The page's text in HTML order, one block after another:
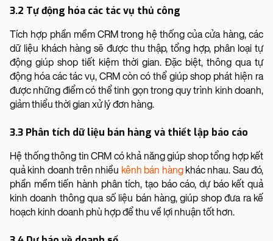
3.2 Tự động hóa các tác vụ thủ công
Tích hợp phần mềm CRM trong hệ thống của cửa hàng, các
dữ liệu khách hàng sẽ được thu thập, tổng hợp, phân loại tự
động giúp shop tiết kiệm thời gian. Đặc biệt, thông qua tự
động hóa các tác vụ, CRM còn có thể giúp shop phát hiện ra
được những điểm có thể tinh gọn trong quy trình kinh doanh,
giảm thiểu thời gian xử lý đơn hàng.
3.3 Phân tích dữ liệu bán hàng và thiết lập báo cáo
Hệ thống thông tin CRM có khả năng giúp shop tổng hợp kết
quả kinh doanh trên nhiều kênh bán hàngkhác nhau. Sau đó,
phần mềm tiến hành phân tích, tạo báo cáo, dự báo kết quả
kinh doanh thông qua số liệu bán hàng, giúp shop đưa ra kế
hoạch kinh doanh phù hợp để thu về lợi nhuận tốt hơn.